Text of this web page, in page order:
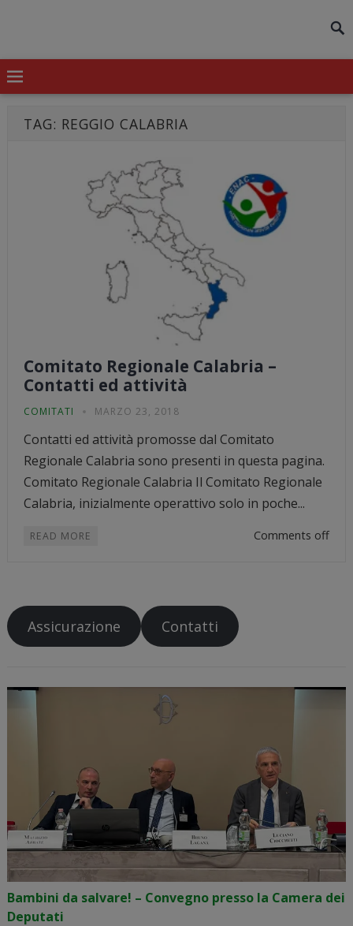
TAG: REGGIO CALABRIA
Comitato Regionale Calabria –
Contatti ed attività
COMITATI MARZO 23, 2018
Contatti ed attività promosse dal Comitato
Regionale Calabria sono presenti in questa pagina.
Comitato Regionale Calabria Il Comitato Regionale
Calabria, inizialmente operattivo solo in poche...
READ MORE Comments off
Assicurazione Contatti
Bambini da salvare! – Convegno presso la Camera dei
Deputati